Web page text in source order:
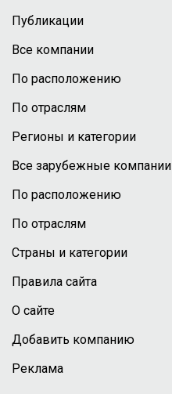
Публикации
Все компании
По расположению
По отраслям
Регионы и категории
Все зарубежные компании
По расположению
По отраслям
Страны и категории
Правила сайта
О сайте
Добавить компанию
Реклама